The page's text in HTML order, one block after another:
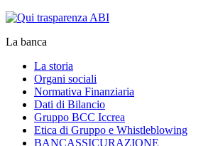
La banca
La storia
Organi sociali
Normativa Finanziaria
Dati di Bilancio
Gruppo BCC Iccrea
Etica di Gruppo e Whistleblowing
BANCASSICURAZIONE